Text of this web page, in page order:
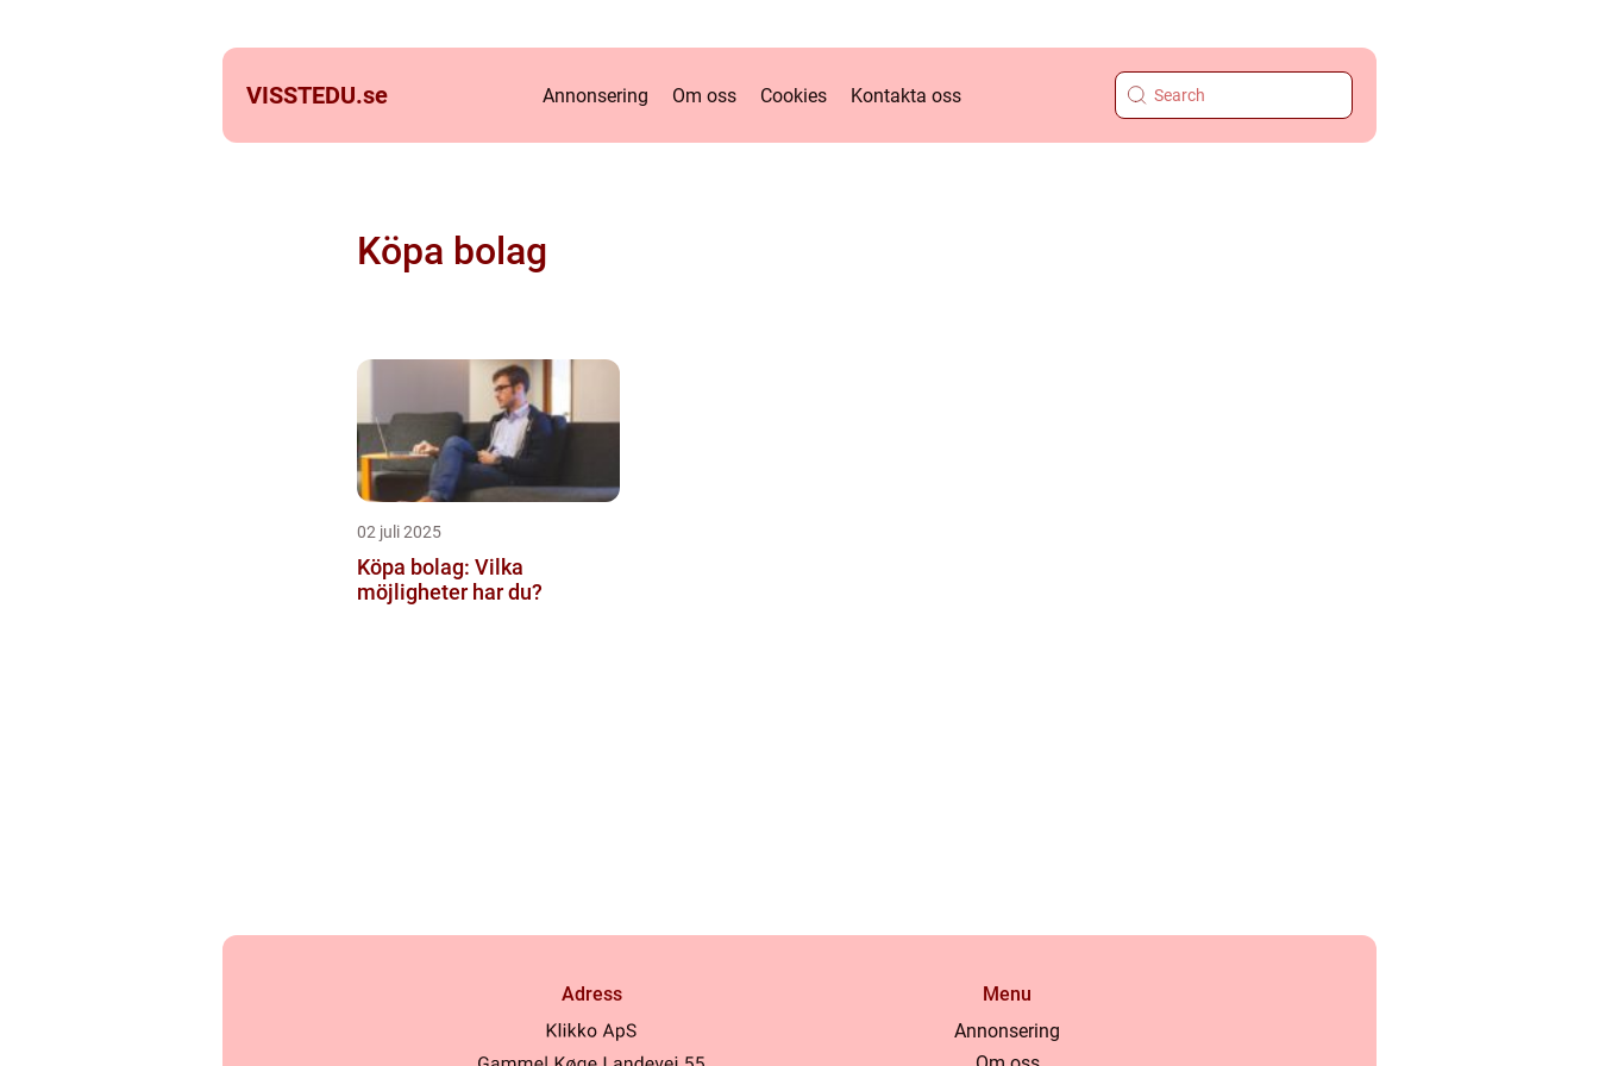
VISSTEDU.se Annonsering Om oss Cookies Kontakta oss
Köpa bolag
02 juli 2025
Köpa bolag: Vilka
möjligheter har du?
Adress
Menu
Annonsering